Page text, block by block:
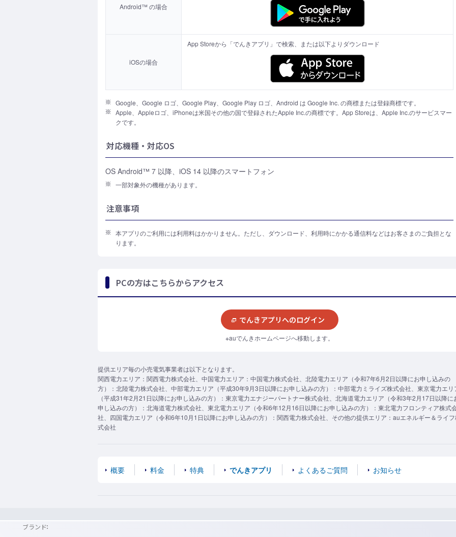
Android™ の場合
iOSの場合
App Storeから「でんきアプリ」で検索、または以下よりダウンロード
Google、Google ロゴ、Google Play、Google Play ロゴ、Android は Google Inc. の商標または登録商標です。
Apple、Appleロゴ、iPhoneは米国その他の国で登録されたApple Inc.の商標です。App Storeは、Apple Inc.のサービスマー
クです。
対応機種・対応OS
OS Android™ 7 以降、iOS 14 以降のスマートフォン
一部対象外の機種があります。
注意事項
本アプリのご利用には利用料はかかりません。ただし、ダウンロード、利用時にかかる通信料などはお客さまのご負担とな
ります。
PCの方はこちらからアクセス
でんきアプリへのログイン
※auでんきホームページへ移動します。
提供エリア毎の小売電気事業者は以下となります。
関西電力エリア：関西電力株式会社、中国電力エリア：中国電力株式会社、北陸電力エリア（令和7年6月2日以降にお申し込みの
方）：北陸電力株式会社、中部電力エリア（平成30年9月3日以降にお申し込みの方）：中部電力ミライズ株式会社、東京電力エリ
（平成31年2月21日以降にお申し込みの方）：東京電力エナジーパートナー株式会社、北海道電力エリア（令和3年2月17日以降に
申し込みの方）：北海道電力株式会社、東北電力エリア（令和6年12月16日以降にお申し込みの方）：東北電力フロンティア株式
社、四国電力エリア（令和6年10月1日以降にお申し込みの方）：関西電力株式会社、その他の提供エリア：auエネルギー＆ライ
式会社
概要 料金 特典 でんきアプリ よくあるご質問 お知らせ
ブランド